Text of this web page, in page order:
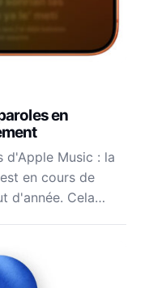
en
d'Apple Music : la
en cours de
d'année. Cela…